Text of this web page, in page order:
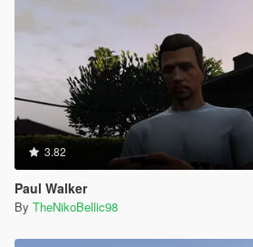
3.82
Paul Walker
By TheNikoBellic98